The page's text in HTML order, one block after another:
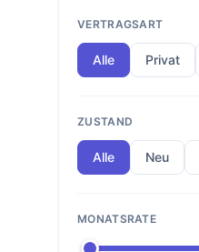
VERTRAGSART
Alle Privat
ZUSTAND
Alle Neu
MONATSRATE